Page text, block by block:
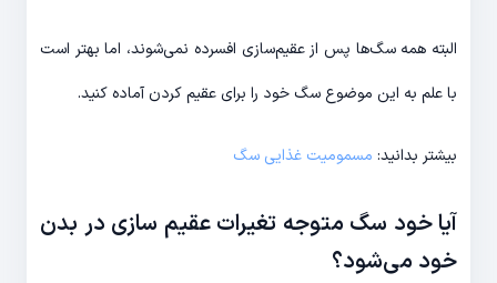
البته همه سگ‌ها پس از عقیم‌سازی افسرده نمی‌شوند، اما بهتر است
با علم به این موضوع سگ خود را برای عقیم کردن آماده کنید.
بیشتر بدانید: مسمومیت غذایی سگ
آیا خود سگ متوجه تغیرات عقیم سازی در بدن
خود می‌شود؟